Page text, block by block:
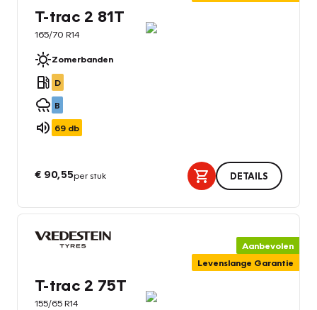
T-trac 2 81T
165/70 R14
Zomerbanden
D
B
69 db
€ 90,55per stuk DETAILS
Aanbevolen
Levenslange Garantie
T-trac 2 75T
155/65 R14